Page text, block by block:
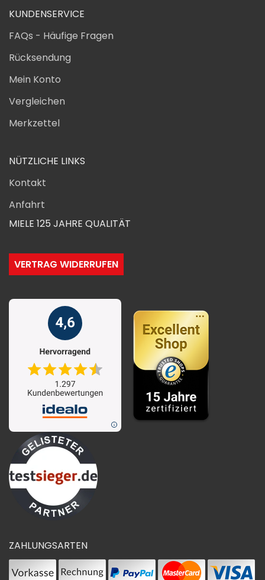
KUNDENSERVICE
FAQs - Häufige Fragen
Rücksendung
Mein Konto
Vergleichen
Merkzettel
NÜTZLICHE LINKS
Kontakt
Anfahrt
MIELE 125 JAHRE QUALITÄT
VERTRAG WIDERRUFEN
ZAHLUNGSARTEN